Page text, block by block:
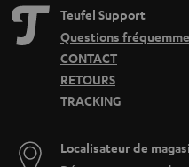
Teufel Support
Questions
CONTACT
RETOURS
TRACKING
Localisateur de